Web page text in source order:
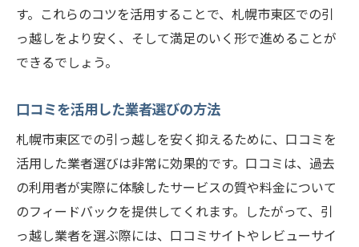
ン
札幌市東区での引っ越し費用を賢くカットする
方法
アイテム
DIY引っ越しを成功させるためのガイド
家電や家具の最適な移動方法
札幌市東区限定の特典活用法
引っ越し見積もりに隠れたコストを見抜く
す。これらのコツを活用することで、札幌市東区での引
っ越しをより安く、そして満足のいく形で進めることが
できるでしょう。
口コミを活用した業者選びの方法
札幌市東区での引っ越しを安く抑えるために、口コミを
活用した業者選びは非常に効果的です。口コミは、過去
の利用者が実際に体験したサービスの質や料金について
のフィードバックを提供してくれます。したがって、引
っ越し業者を選ぶ際には、口コミサイトやレビューサイ